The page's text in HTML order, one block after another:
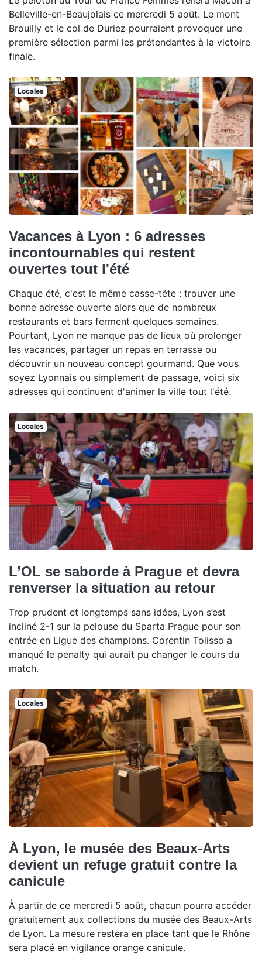
Belleville-en-Beaujolais ce mercredi 5 août. Le mont
Brouilly et le col de Duriez pourraient provoquer une
première sélection parmi les prétendantes à la victoire
finale.
Locales
Vacances à Lyon : 6 adresses
incontournables qui restent
ouvertes tout l'été
Chaque été, c'est le même casse-tête : trouver une
bonne adresse ouverte alors que de nombreux
restaurants et bars ferment quelques semaines.
Pourtant, Lyon ne manque pas de lieux où prolonger
les vacances, partager un repas en terrasse ou
découvrir un nouveau concept gourmand. Que vous
soyez Lyonnais ou simplement de passage, voici six
adresses qui continuent d'animer la ville tout l'été.
Locales
L’OL se saborde à Prague et devra
renverser la situation au retour
Trop prudent et longtemps sans idées, Lyon s’est
incliné 2-1 sur la pelouse du Sparta Prague pour son
entrée en Ligue des champions. Corentin Tolisso a
manqué le penalty qui aurait pu changer le cours du
match.
Locales
À Lyon, le musée des Beaux-Arts
devient un refuge gratuit contre la
canicule
À partir de ce mercredi 5 août, chacun pourra accéder
gratuitement aux collections du musée des Beaux-Arts
de Lyon. La mesure restera en place tant que le Rhône
sera placé en vigilance orange canicule.